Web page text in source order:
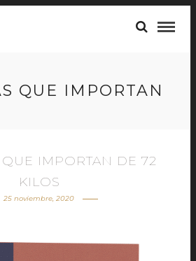
QUE IMPORTAN
QUE IMPORTAN DE 72
KILOS
25 noviembre, 2020